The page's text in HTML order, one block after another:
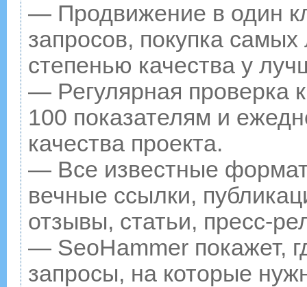
— Продвижение в один
запросов, покупка
степенью качества у
— Регулярная проверка
100 показателям и
качества проекта.
— Все известные
вечные ссылки,
отзывы, статьи, пресс-
— SeoHammer покажет,
запросы, на которые